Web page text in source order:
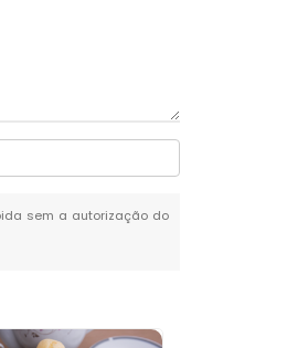
sem a autorização do